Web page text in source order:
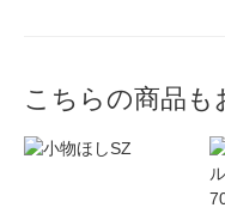
こちらの商品も